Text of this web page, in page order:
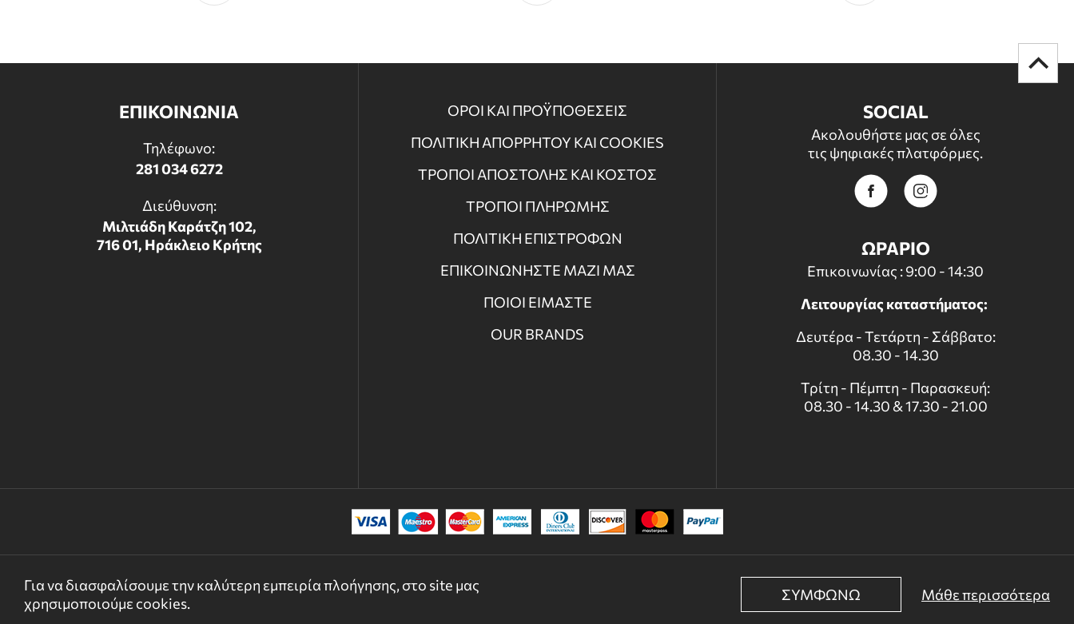
Για να διασφαλίσουμε την καλύτερη εμπειρία πλοήγησης, στο site μας
χρησιμοποιούμε cookies.
ΣΥΜΦΩΝΩ Μάθε περισσότερα
ΕΠΙΚΟΙΝΩΝΙΑ
Τηλέφωνο:
281 034 6272
Διεύθυνση:
Μιλτιάδη Καράτζη 102,
716 01, Ηράκλειο Κρήτης
ΟΡΟΙ ΚΑΙ ΠΡΟΫΠΟΘΕΣΕΙΣ
ΠΟΛΙΤΙΚΗ ΑΠΟΡΡΗΤΟΥ ΚΑΙ COOKIES
ΤΡΟΠΟΙ ΑΠΟΣΤΟΛΗΣ ΚΑΙ ΚΟΣΤΟΣ
ΤΡΟΠΟΙ ΠΛΗΡΩΜΗΣ
ΠΟΛΙΤΙΚΗ ΕΠΙΣΤΡΟΦΩΝ
ΕΠΙΚΟΙΝΩΝΗΣΤΕ ΜΑΖΙ ΜΑΣ
ΠΟΙΟΙ ΕΙΜΑΣΤΕ
OUR BRANDS
SOCIAL
Ακολουθήστε μας σε όλες
τις ψηφιακές πλατφόρμες.
ΩΡΑΡΙΟ
Επικοινωνίας : 9:00 - 14:30
Λειτουργίας καταστήματος:
Δευτέρα - Τετάρτη - Σάββατο:
08.30 - 14.30
Τρίτη - Πέμπτη - Παρασκευή:
08.30 - 14.30 & 17.30 - 21.00
© 2022 - 2026 DECORDICASA.GR - ALL RIGHTS RESERVED